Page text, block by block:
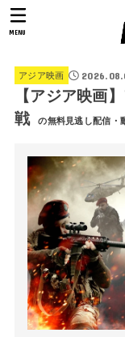
MENU
アジア映画
【アジア映画
戦
の無料見逃し配信・